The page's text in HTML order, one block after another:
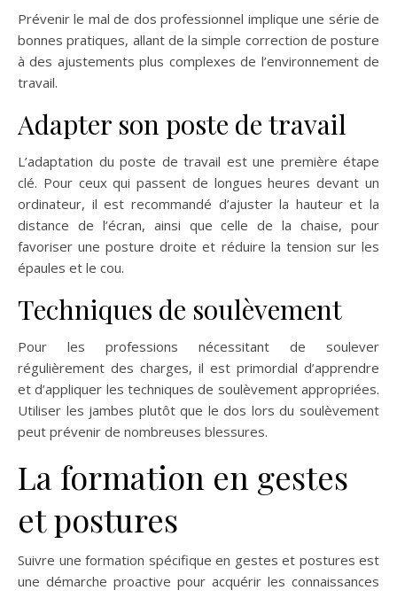
Prévenir le mal de dos professionnel implique une série de
bonnes pratiques, allant de la simple correction de posture
à des ajustements plus complexes de l’environnement de
travail.
Adapter son poste de travail
L’adaptation du poste de travail est une première étape
clé. Pour ceux qui passent de longues heures devant un
ordinateur, il est recommandé d’ajuster la hauteur et la
distance de l’écran, ainsi que celle de la chaise, pour
favoriser une posture droite et réduire la tension sur les
épaules et le cou.
Techniques de soulèvement
Pour les professions nécessitant de soulever
régulièrement des charges, il est primordial d’apprendre
et d’appliquer les techniques de soulèvement appropriées.
Utiliser les jambes plutôt que le dos lors du soulèvement
peut prévenir de nombreuses blessures.
La formation en gestes
et postures
Suivre une formation spécifique en gestes et postures est
une démarche proactive pour acquérir les connaissances